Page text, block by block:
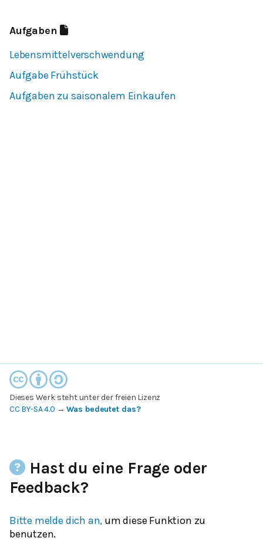
Aufgaben
Lebensmittelverschwendung
Aufgabe Frühstück
Aufgaben zu saisonalem Einkaufen
Dieses Werk steht unter der freien Lizenz
CC BY-SA 4.0 →Was bedeutet das?
Hast du eine Frage oder
Feedback?
Bitte melde dich an, um diese Funktion zu
benutzen.